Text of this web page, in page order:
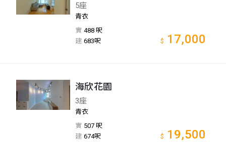
5座
青衣
實 488 呎
建 683呎 $ 17,000
海欣花園
3座
青衣
實 507 呎
建 674呎 $ 19,500